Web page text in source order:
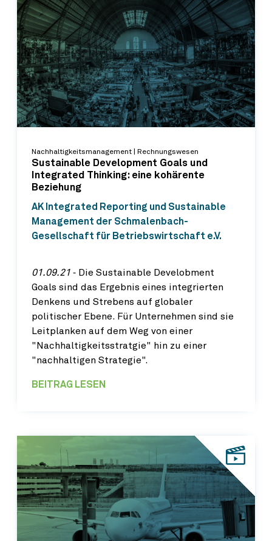
Nachhaltigkeitsmanagement | Rechnungswesen
Sustainable Development Goals und
Integrated Thinking: eine kohärente
Beziehung
AK Integrated Reporting und Sustainable
Management der Schmalenbach-
Gesellschaft für Betriebswirtschaft e.V.
01.09.21 ‐ Die Sustainable Develobment
Goals sind das Ergebnis eines integrierten
Denkens und Strebens auf globaler
politischer Ebene. Für Unternehmen sind sie
Leitplanken auf dem Weg von einer
"Nachhaltigkeitsstratgie" hin zu einer
"nachhaltigen Strategie".
BEITRAG LESEN